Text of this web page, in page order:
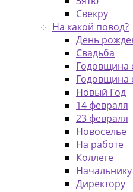
Свекру
На какой повод?
День
Свадьба
Годовщина
Годовщина
Новый Год
14 февраля
23 февраля
Новоселье
На работе
Коллеге
Начальнику
Директору